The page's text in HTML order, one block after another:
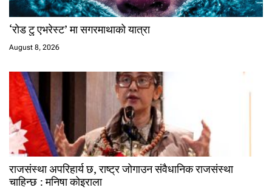
‘रोड टु एभरेस्ट’ मा सगरमाथाको यात्रा
August 8, 2026
राजसंस्था अपरिहार्य छ, राष्ट्र जोगाउन संवैधानिक राजसंस्था
चाहिन्छ : मनिषा कोइराला